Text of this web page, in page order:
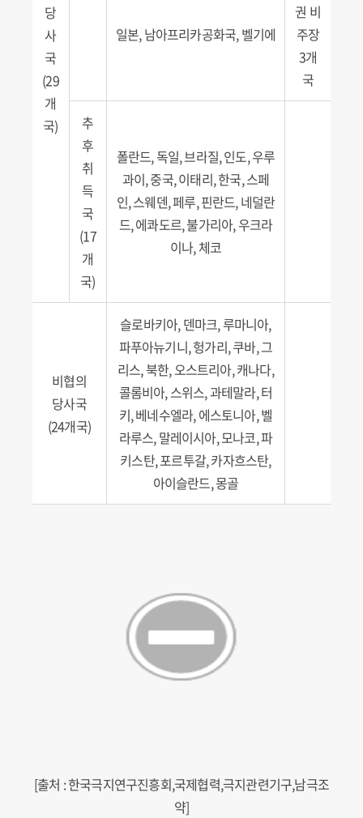
당
사
국
(29
개
국)
일본, 남아프리카공화국, 벨기에
권 비
주장
3개
국
추
후
취
득
국
(17
개
국)
폴란드, 독일, 브라질, 인도, 우루
과이, 중국, 이태리, 한국, 스페
인, 스웨덴, 페루, 핀란드, 네덜란
드, 에콰도르, 불가리아, 우크라
이나, 체코
비협의
당사국
(24개국)
슬로바키아, 덴마크, 루마니아,
파푸아뉴기니, 헝가리, 쿠바, 그
리스, 북한, 오스트리아, 캐나다,
콜롬비아, 스위스, 과테말라, 터
키, 베네수엘라, 에스토니아, 벨
라루스, 말레이시아, 모나코, 파
키스탄, 포르투갈, 카자흐스탄,
아이슬란드, 몽골
[출처 : 한국극지연구진흥회,국제협력,극지관련기구,남극조
약]